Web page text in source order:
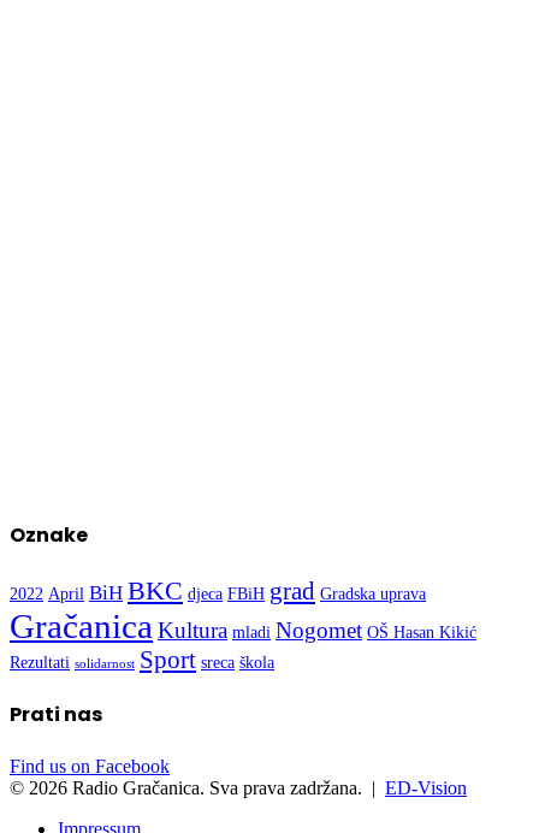
Oznake
2022 April BiH BKC djeca FBiH grad Gradska uprava
Gračanica Kultura mladi Nogomet OŠ Hasan Kikić
Rezultati solidarnost Sport sreca škola
Prati nas
Find us on Facebook
© 2026 Radio Gračanica. Sva prava zadržana. | ED-Vision
Impressum